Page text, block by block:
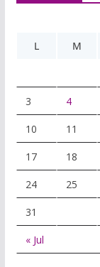
L
M
3 4
10 11
17 18
24 25
31
« Jul